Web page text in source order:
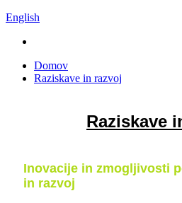
English
Domov
Raziskave in razvoj
Raziskave
Inovacije in zmogljivosti
in razvoj